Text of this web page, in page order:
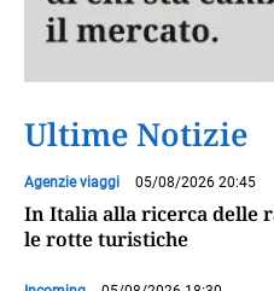
Ultime Notizie
Agenzie viaggi 05/08/2026 20:45
In Italia alla ricerca delle
le rotte turistiche